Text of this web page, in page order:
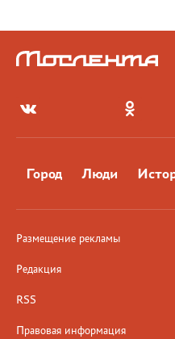
Город Люди
Размещение рекламы
Редакция
RSS
Правовая информация